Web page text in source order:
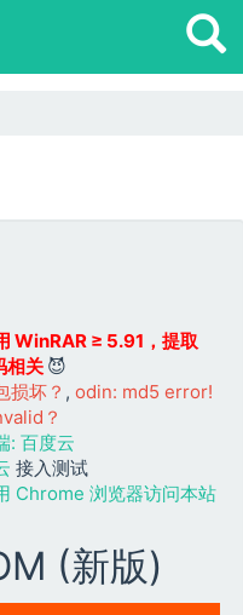
Search
Search
WinRAR ≥ 5.91，提取
相关 😈
损坏？ , odin: md5 error!
？
: 百度云
接入测试
Chrome 浏览器访问本站
(新版)